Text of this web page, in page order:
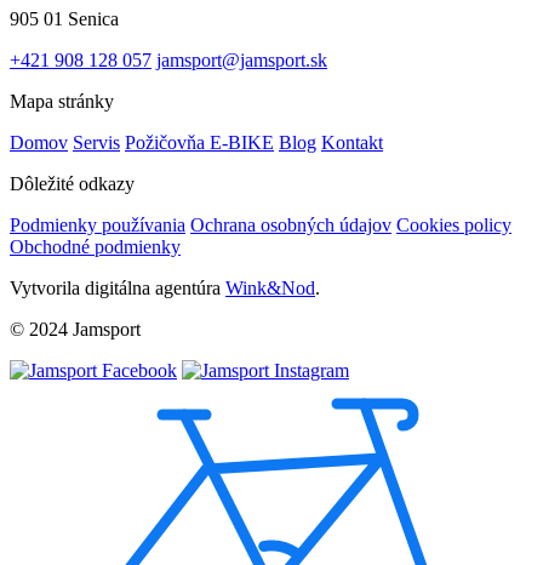
905 01 Senica
+421 908 128 057 jamsport@jamsport.sk
Mapa stránky
Domov Servis Požičovňa E-BIKE Blog Kontakt
Dôležité odkazy
Podmienky používania Ochrana osobných údajov Cookies policy
Obchodné podmienky
Vytvorila digitálna agentúra Wink&Nod.
© 2024 Jamsport